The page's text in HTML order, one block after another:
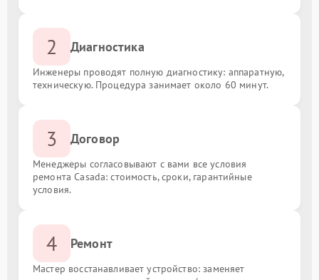
2 Диагностика
Инженеры проводят полную диагностику: аппаратную,
техническую. Процедура занимает около 60 минут.
3 Договор
Менеджеры согласовывают с вами все условия
ремонта Casada: стоимость, сроки, гарантийные
условия.
4 Ремонт
Мастер восстанавливает устройство: заменяет